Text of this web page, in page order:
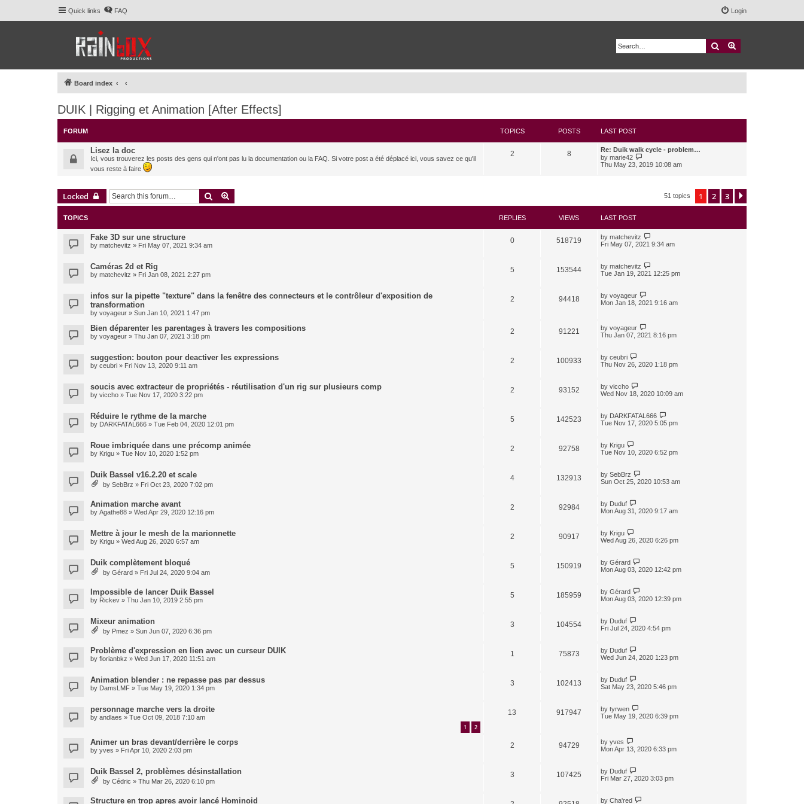
Quick links FAQ Login
Search
Board index
DUIK | Rigging et Animation [After Effects]
FORUM TOPICS POSTS LAST POST
Lisez la doc
Ici, vous trouverez les posts des gens qui n'ont pas lu la documentation ou la FAQ. Si votre post a été déplacé ici, vous savez ce qu'il
vous reste à faire
2 8
Re: Duik walk cycle - problem…
by marie42
i
l
e
s
t
s
t
Thu May 23, 2019 10:08 am
Locked Search 51 topics 1 2 3
TOPICS REPLIES VIEWS LAST POST
Fake 3D sur une structure
by matchevitz » Fri May 07, 2021 9:34 am
0 518719 by matchevitz
Fri May 07, 2021 9:34 am
Caméras 2d et Rig
by matchevitz » Fri Jan 08, 2021 2:27 pm
5 153544 by matchevitz
Tue Jan 19, 2021 12:25 pm
infos sur la pipette "texture" dans la fenêtre des connecteurs et le contrôleur d'exposition de
transformation
by voyageur » Sun Jan 10, 2021 1:47 pm
2 94418 by voyageur
Mon Jan 18, 2021 9:16 am
Bien déparenter les parentages à travers les compositions
by voyageur » Thu Jan 07, 2021 3:18 pm
2 91221 by voyageur
Thu Jan 07, 2021 8:16 pm
suggestion: bouton pour deactiver les expressions
by ceubri » Fri Nov 13, 2020 9:11 am
2 100933 by ceubri
Thu Nov 26, 2020 1:18 pm
soucis avec extracteur de propriétés - réutilisation d'un rig sur plusieurs comp
by viccho » Tue Nov 17, 2020 3:22 pm
2 93152 by viccho
Wed Nov 18, 2020 10:09 am
Réduire le rythme de la marche
by DARKFATAL666 » Tue Feb 04, 2020 12:01 pm
5 142523 by DARKFATAL666
Tue Nov 17, 2020 5:05 pm
Roue imbriquée dans une précomp animée
by Krigu » Tue Nov 10, 2020 1:52 pm
2 92758 by Krigu
Tue Nov 10, 2020 6:52 pm
Duik Bassel v16.2.20 et scale
by SebBrz » Fri Oct 23, 2020 7:02 pm
4 132913 by SebBrz
Sun Oct 25, 2020 10:53 am
Animation marche avant
by Agathe88 » Wed Apr 29, 2020 12:16 pm
2 92984 by Duduf
Mon Aug 31, 2020 9:17 am
Mettre à jour le mesh de la marionnette
by Krigu » Wed Aug 26, 2020 6:57 am
2 90917 by Krigu
Wed Aug 26, 2020 6:26 pm
Duik complètement bloqué
by Gérard » Fri Jul 24, 2020 9:04 am
5 150919 by Gérard
Mon Aug 03, 2020 12:42 pm
Impossible de lancer Duik Bassel
by Rickev » Thu Jan 10, 2019 2:55 pm
5 185959 by Gérard
Mon Aug 03, 2020 12:39 pm
Mixeur animation
by Pmez » Sun Jun 07, 2020 6:36 pm
3 104554 by Duduf
Fri Jul 24, 2020 4:54 pm
Problème d'expression en lien avec un curseur DUIK
by florianbkz » Wed Jun 17, 2020 11:51 am
1 75873 by Duduf
Wed Jun 24, 2020 1:23 pm
Animation blender : ne repasse pas par dessus
by DamsLMF » Tue May 19, 2020 1:34 pm
3 102413 by Duduf
Sat May 23, 2020 5:46 pm
personnage marche vers la droite
by andlaes » Tue Oct 09, 2018 7:10 am
1 2
13 917947 by tyrwen
Tue May 19, 2020 6:39 pm
Animer un bras devant/derrière le corps
by yves » Fri Apr 10, 2020 2:03 pm
2 94729 by yves
Mon Apr 13, 2020 6:33 pm
Duik Bassel 2, problèmes désinstallation
by Cédric » Thu Mar 26, 2020 6:10 pm
3 107425 by Duduf
Fri Mar 27, 2020 3:03 pm
Structure en trop apres avoir lancé Hominoid by Cha'red